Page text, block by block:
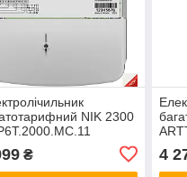
NIK 2300
380В 5(80)А, А+R±,
захист
₴
1,0/
4